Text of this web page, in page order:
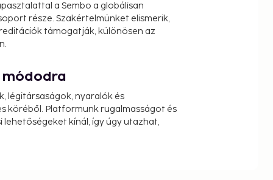
a Sembo a globálisan
része. Szakértelmünket elismerik,
támogatják, különösen az
módodra
légitársaságok, nyaralók és
köréből. Platformunk rugalmasságot és
kínál, így úgy utazhat,